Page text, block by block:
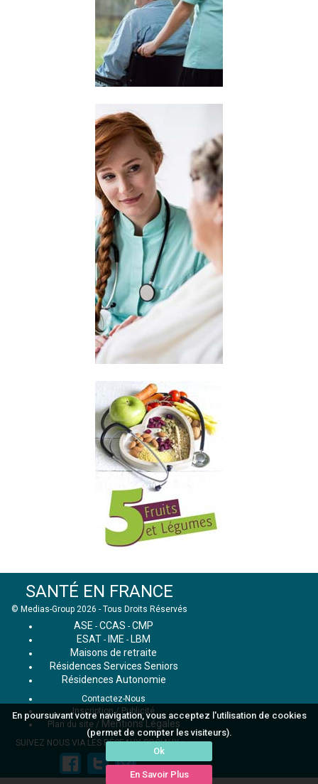
En poursuivant votre navigation, vous acceptez l'utilisation de cookies
(permet de compter les visiteurs).
Ok
En Savoir Plus
SANTÉ EN FRANCE
© Medias-Group 2026 - Tous Droits Réservés
ASE - CCAS - CMP
ESAT - IME - LBM
Maisons de retraite
Résidences Services Seniors
Résidences Autonomie
Contactez-Nous
Inscription / Publicité
Plan du site / Mentions Légales
SUIVEZ NOUS VIA LES RÉSEAUX SOCIAUX :